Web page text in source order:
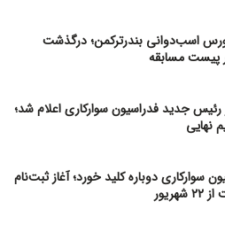
اسب‌دوانی بندرترکمن؛ درگذشت
پیست مسابقه
رئیس جدید فدراسیون سوارکاری اعلام شد؛
سوارکاری دوباره کلید خورد؛ آغاز ثبت‌نام